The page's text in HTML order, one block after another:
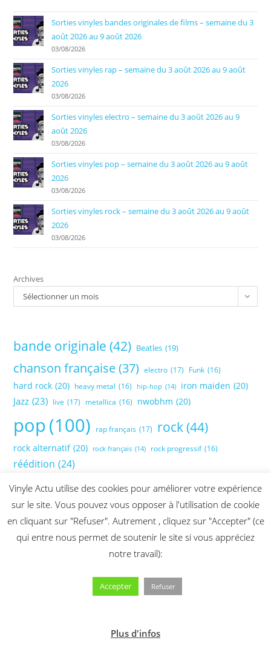
Sorties vinyles bandes originales de films – semaine du 3
août 2026 au 9 août 2026
03/08/2026
Sorties vinyles rap – semaine du 3 août 2026 au 9 août
2026
03/08/2026
Sorties vinyles electro – semaine du 3 août 2026 au 9
août 2026
03/08/2026
Sorties vinyles pop – semaine du 3 août 2026 au 9 août
2026
03/08/2026
Sorties vinyles rock – semaine du 3 août 2026 au 9 août
2026
03/08/2026
Archives
Sélectionner un mois
bande originale (42) Beatles (19)
chanson française (37) electro (17) Funk (16)
hard rock (20) heavy metal (16) hip-hop (14) iron maiden (20)
Jazz (23) live (17) metallica (16) nwobhm (20)
pop(100) rap français (17) rock(44)
rock alternatif (20) rock français (14) rock progressif (16)
réédition (24)
Vinyle Actu utilise des cookies pour améliorer votre expérience
sur le site. Vous pouvez vous opposer à l'utilisation de cookie
en cliquant sur "Refuser". Autrement , cliquez sur "Accepter" (ce
qui entre nous permet de soutenir le site si vous appréciez
notre travail):
Accepter Refuser
Plus d'infos